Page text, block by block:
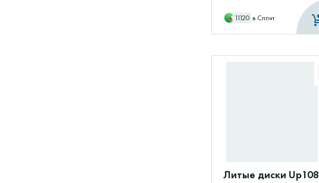
11120 в Сплит
Литые диски Up108